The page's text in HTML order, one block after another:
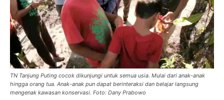
TN Tanjung Puting cocok dikunjungi untuk semua usia. Mulai dari anak-anak
hingga orang tua. Anak-anak pun dapat berinteraksi dan belajar langsung
mengenak kawasan konservasi. Foto: Dany Prabowo